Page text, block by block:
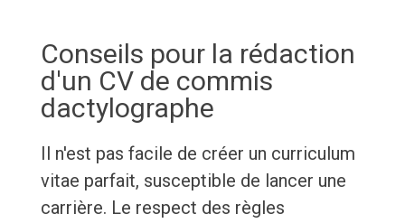
Conseils pour la rédaction
d'un CV de commis
dactylographe
Il n'est pas facile de créer un curriculum
vitae parfait, susceptible de lancer une
carrière. Le respect des règles